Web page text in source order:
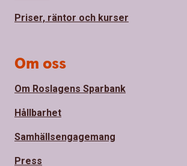
Priser, räntor och kurser
Om oss
Om Roslagens Sparbank
Hållbarhet
Samhällsengagemang
Press